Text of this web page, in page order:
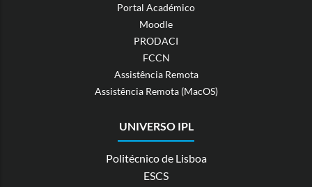
Portal Académico
Moodle
PRODACI
FCCN
Assistência Remota
Assistência Remota (MacOS)
UNIVERSO IPL
Politécnico de Lisboa
ESCS